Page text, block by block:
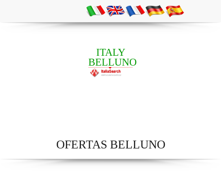
ITALY
BELLUNO
OFERTAS BELLUNO